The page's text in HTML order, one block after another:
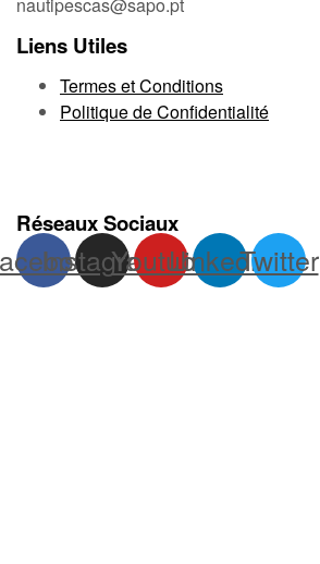
Liens Utiles
Termes et Conditions
Politique de Confidentialité
Réseaux Sociaux
InstagramYoutubeLinkedinTwitter